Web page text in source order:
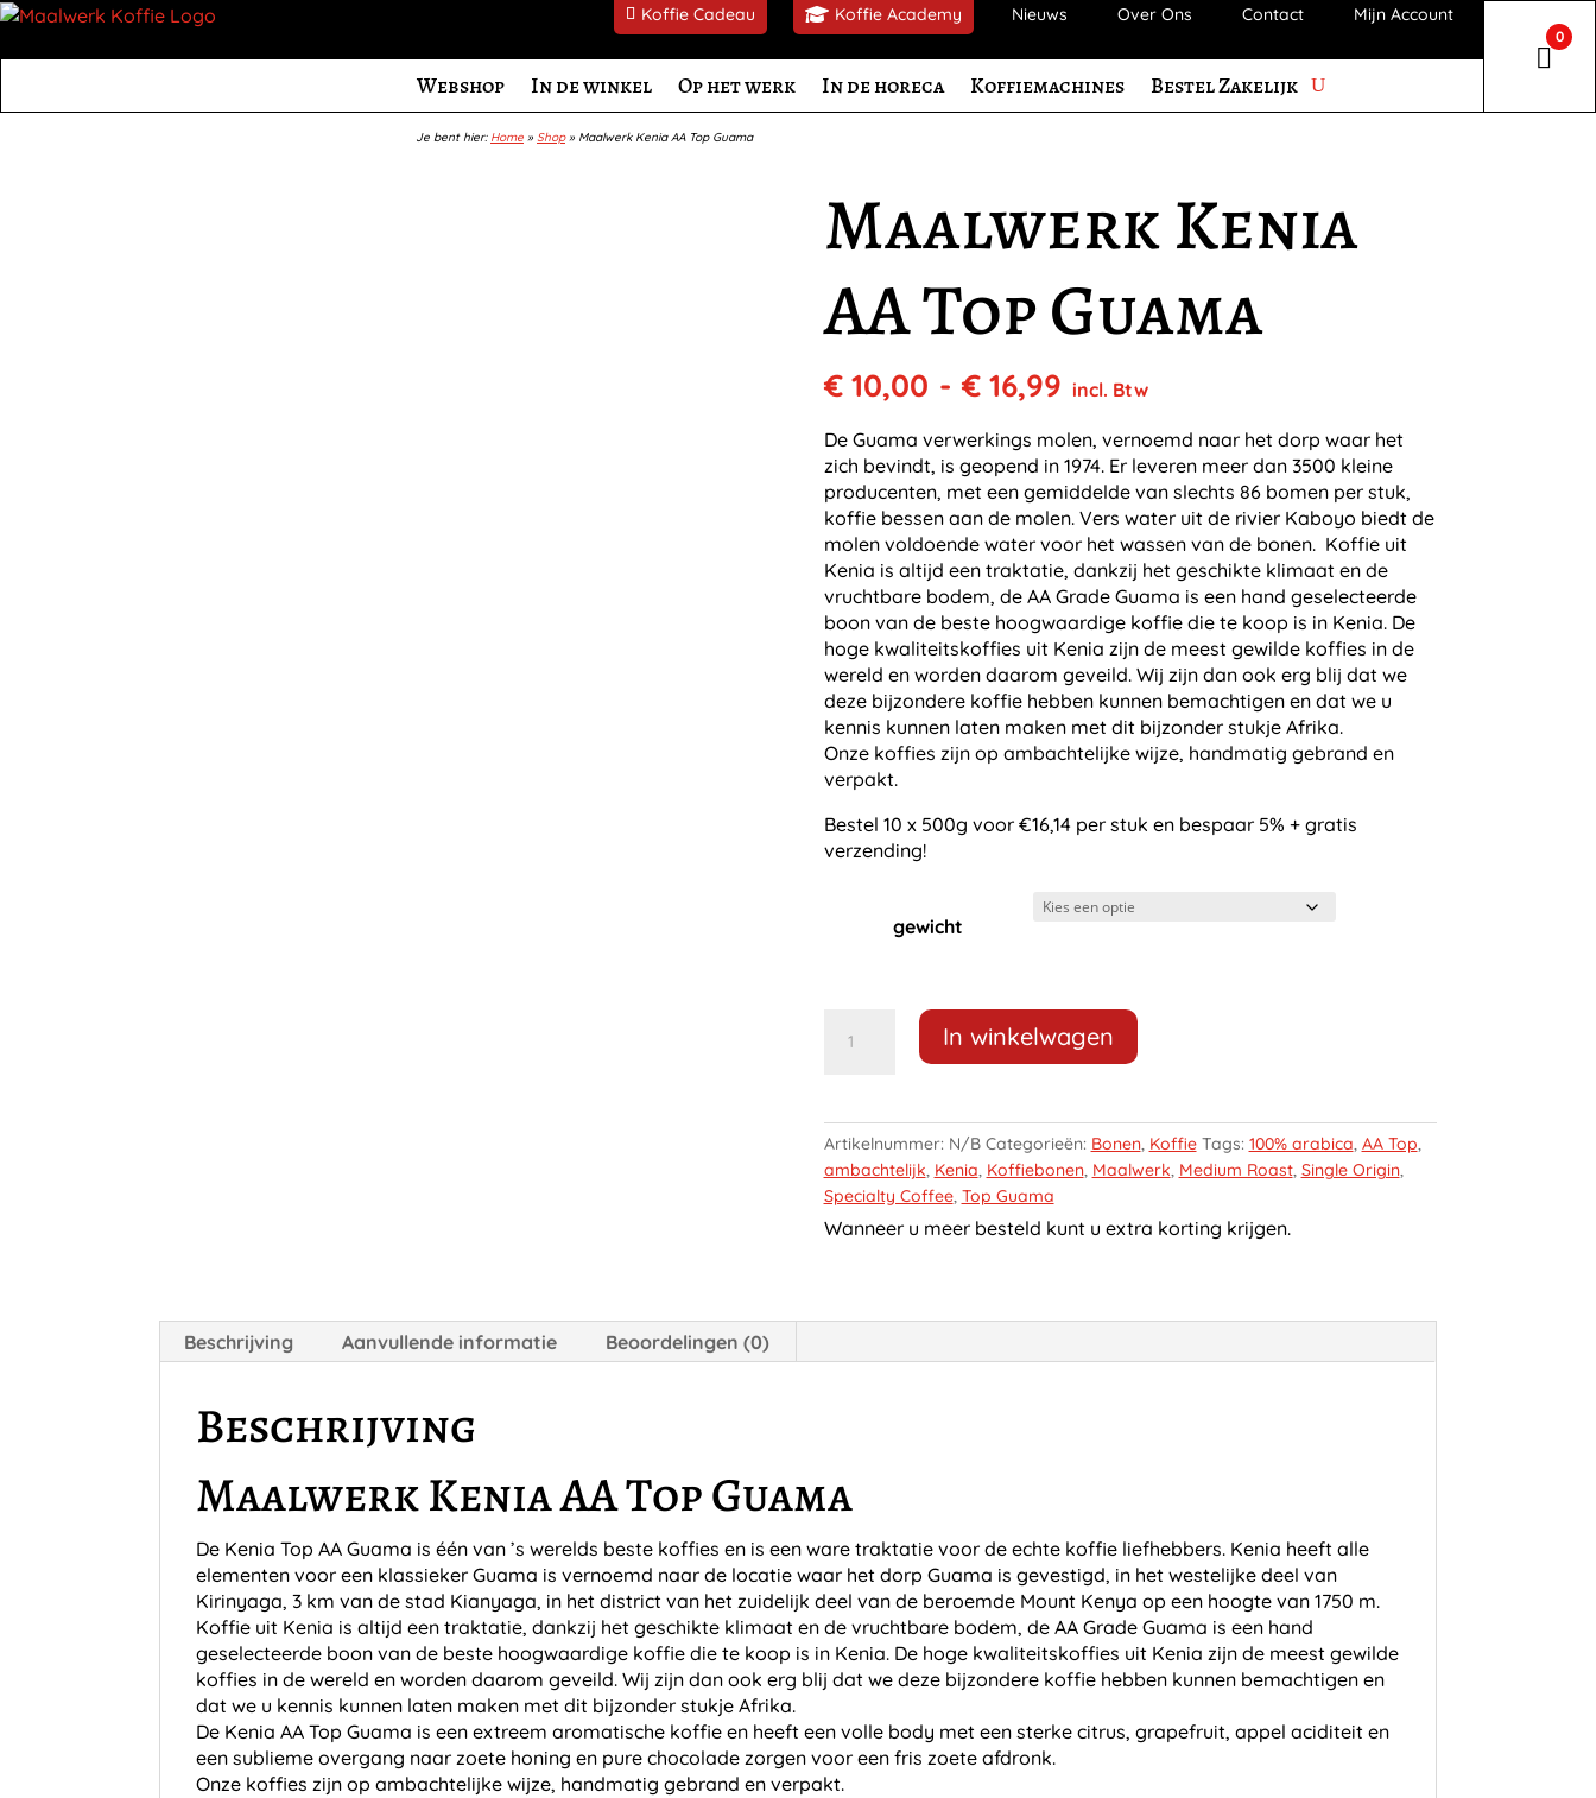
Koffie Cadeau Koffie Academy Nieuws Over Ons Contact Mijn Account
0
Webshop In de winkel Op het werk In de horeca Koffiemachines Bestel Zakelijk
Je bent hier: Home » Shop» Maalwerk Kenia AA Top Guama
Maalwerk Kenia
AA Top Guama
€10,00 - €16,99Prijsklasse:
€ 10,00
tot
€ 16,99
incl. Btw
De Guama verwerkings molen, vernoemd naar het dorp waar het
zich bevindt, is geopend in 1974. Er leveren meer dan 3500 kleine
producenten, met een gemiddelde van slechts 86 bomen per stuk,
koffie bessen aan de molen. Vers water uit de rivier Kaboyo biedt de
molen voldoende water voor het wassen van de bonen. Koffie uit
Kenia is altijd een traktatie, dankzij het geschikte klimaat en de
vruchtbare bodem, de AA Grade Guama is een hand geselecteerde
boon van de beste hoogwaardige koffie die te koop is in Kenia. De
hoge kwaliteitskoffies uit Kenia zijn de meest gewilde koffies in de
wereld en worden daarom geveild. Wij zijn dan ook erg blij dat we
deze bijzondere koffie hebben kunnen bemachtigen en dat we u
kennis kunnen laten maken met dit bijzonder stukje Afrika.
Onze koffies zijn op ambachtelijke wijze, handmatig gebrand en
verpakt.
Bestel 10 x 500g voor €16,14 per stuk en bespaar 5% + gratis
verzending!
gewicht
Kenia
Guama
aantal
In winkelwagen
Artikelnummer: N/B Categorieën: Bonen, Koffie Tags: 100% arabica, AA Top,
ambachtelijk, Kenia, Koffiebonen, Maalwerk, Medium Roast, Single Origin,
Specialty Coffee, Top Guama
Wanneer u meer besteld kunt u extra korting krijgen.
Beschrijving Aanvullende informatie Beoordelingen (0)
Beschrijving
Maalwerk Kenia AA Top Guama
De Kenia Top AA Guama is één van ’s werelds beste koffies en is een ware traktatie voor de echte koffie liefhebbers. Kenia heeft alle
elementen voor een klassieker Guama is vernoemd naar de locatie waar het dorp Guama is gevestigd, in het westelijke deel van
Kirinyaga, 3 km van de stad Kianyaga, in het district van het zuidelijk deel van de beroemde Mount Kenya op een hoogte van 1750 m.
Koffie uit Kenia is altijd een traktatie, dankzij het geschikte klimaat en de vruchtbare bodem, de AA Grade Guama is een hand
geselecteerde boon van de beste hoogwaardige koffie die te koop is in Kenia. De hoge kwaliteitskoffies uit Kenia zijn de meest gewilde
koffies in de wereld en worden daarom geveild. Wij zijn dan ook erg blij dat we deze bijzondere koffie hebben kunnen bemachtigen en
dat we u kennis kunnen laten maken met dit bijzonder stukje Afrika.
De Kenia AA Top Guama is een extreem aromatische koffie en heeft een volle body met een sterke citrus, grapefruit, appel aciditeit en
een sublieme overgang naar zoete honing en pure chocolade zorgen voor een fris zoete afdronk.
Onze koffies zijn op ambachtelijke wijze, handmatig gebrand en verpakt.